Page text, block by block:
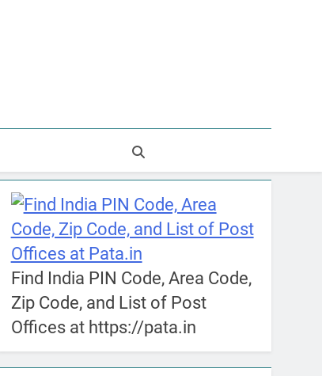
Find India PIN Code, Area Code,
Zip Code, and List of Post
Offices at https://pata.in